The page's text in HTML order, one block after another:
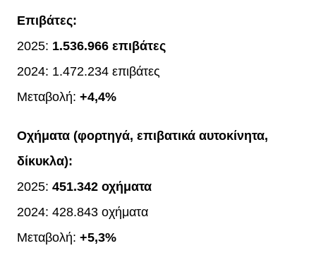
Επιβάτες:
2025: 1.536.966 επιβάτες
2024: 1.472.234 επιβάτες
Μεταβολή: +4,4%
Οχήματα (φορτηγά, επιβατικά αυτοκίνητα,
δίκυκλα):
2025: 451.342 οχήματα
2024: 428.843 οχήματα
Μεταβολή: +5,3%